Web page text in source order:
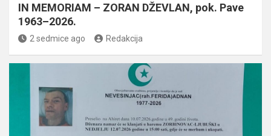
IN MEMORIAM – ZORAN DŽEVLAN, pok. Pave
1963–2026.
2 sedmice ago Redakcija